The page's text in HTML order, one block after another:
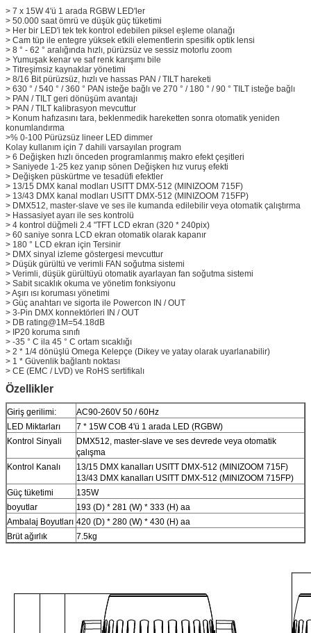
> 7 x 15W 4'ü 1 arada RGBW LED'ler
> 50.000 saat ömrü ve düşük güç tüketimi
> Her bir LED'i tek tek kontrol edebilen piksel eşleme olanağı
> Cam tüp ile entegre yüksek etkili elementlerin spesifik optik lensi
> 8 ° - 62 ° aralığında hızlı, pürüzsüz ve sessiz motorlu zoom
> Yumuşak kenar ve saf renk karışımı bile
> Titreşimsiz kaynaklar yönetimi
> 8/16 Bit pürüzsüz, hızlı ve hassas PAN / TILT hareketi
> 630 ° / 540 ° / 360 ° PAN isteğe bağlı ve 270 ° / 180 ° / 90 ° TILT isteğe bağlı
> PAN / TILT geri dönüşüm avantajı
> PAN / TILT kalibrasyon mevcuttur
> Konum hafızasını tara, beklenmedik hareketten sonra otomatik yeniden
konumlandırma
>% 0-100 Pürüzsüz lineer LED dimmer
Kolay kullanım için 7 dahili varsayılan program
> 6 Değişken hızlı önceden programlanmış makro efekt çeşitleri
> Saniyede 1-25 kez yanıp sönen Değişken hız vuruş efekti
> Değişken püskürtme ve tesadüfi efektler
> 13/15 DMX kanal modları USITT DMX-512 (MINIZOOM 715F)
> 13/43 DMX kanal modları USITT DMX-512 (MINIZOOM 715FP)
> DMX512, master-slave ve ses ile kumanda edilebilir veya otomatik çalıştırma
> Hassasiyet ayarı ile ses kontrolü
> 4 kontrol düğmeli 2.4 "TFT LCD ekran (320 * 240pix)
> 60 saniye sonra LCD ekran otomatik olarak kapanır
> 180 ° LCD ekran için Tersinir
> DMX sinyal izleme göstergesi mevcuttur
> Düşük gürültü ve verimli FAN soğutma sistemi
> Verimli, düşük gürültüyü otomatik ayarlayan fan soğutma sistemi
> Sabit sıcaklık okuma ve yönetim fonksiyonu
> Aşırı ısı koruması yönetimi
> Güç anahtarı ve sigorta ile Powercon IN / OUT
> 3-Pin DMX konnektörleri IN / OUT
> DB rating@1M=54.18dB
> IP20 koruma sınıfı
> -35 ° C ila 45 ° C ortam sıcaklığı
> 2 * 1/4 dönüşlü Omega Kelepçe (Dikey ve yatay olarak uyarlanabilir)
> 1 * Güvenlik bağlantı noktası
> CE (EMC / LVD) ve RoHS sertifikalı
Özellikler
Giriş gerilimi:
AC90-260V 50 / 60Hz
LED Miktarları
7 * 15W COB 4'ü 1 arada LED (RGBW)
Kontrol Sinyali
DMX512, master-slave ve ses devrede veya otomatik
çalışma
Kontrol Kanalı
13/15 DMX kanalları USITT DMX-512 (MINIZOOM 715F)
13/43 DMX kanalları USITT DMX-512 (MINIZOOM 715FP)
Güç tüketimi
135W
boyutlar
193 (D) * 281 (W) * 333 (H) aa
Ambalaj Boyutları 420 (D) * 280 (W) * 430 (H) aa
Brüt ağırlık
7.5kg